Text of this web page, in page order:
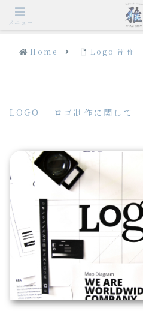
Home Logo 制作
LOGO – ロゴ制作に関して
メニュー